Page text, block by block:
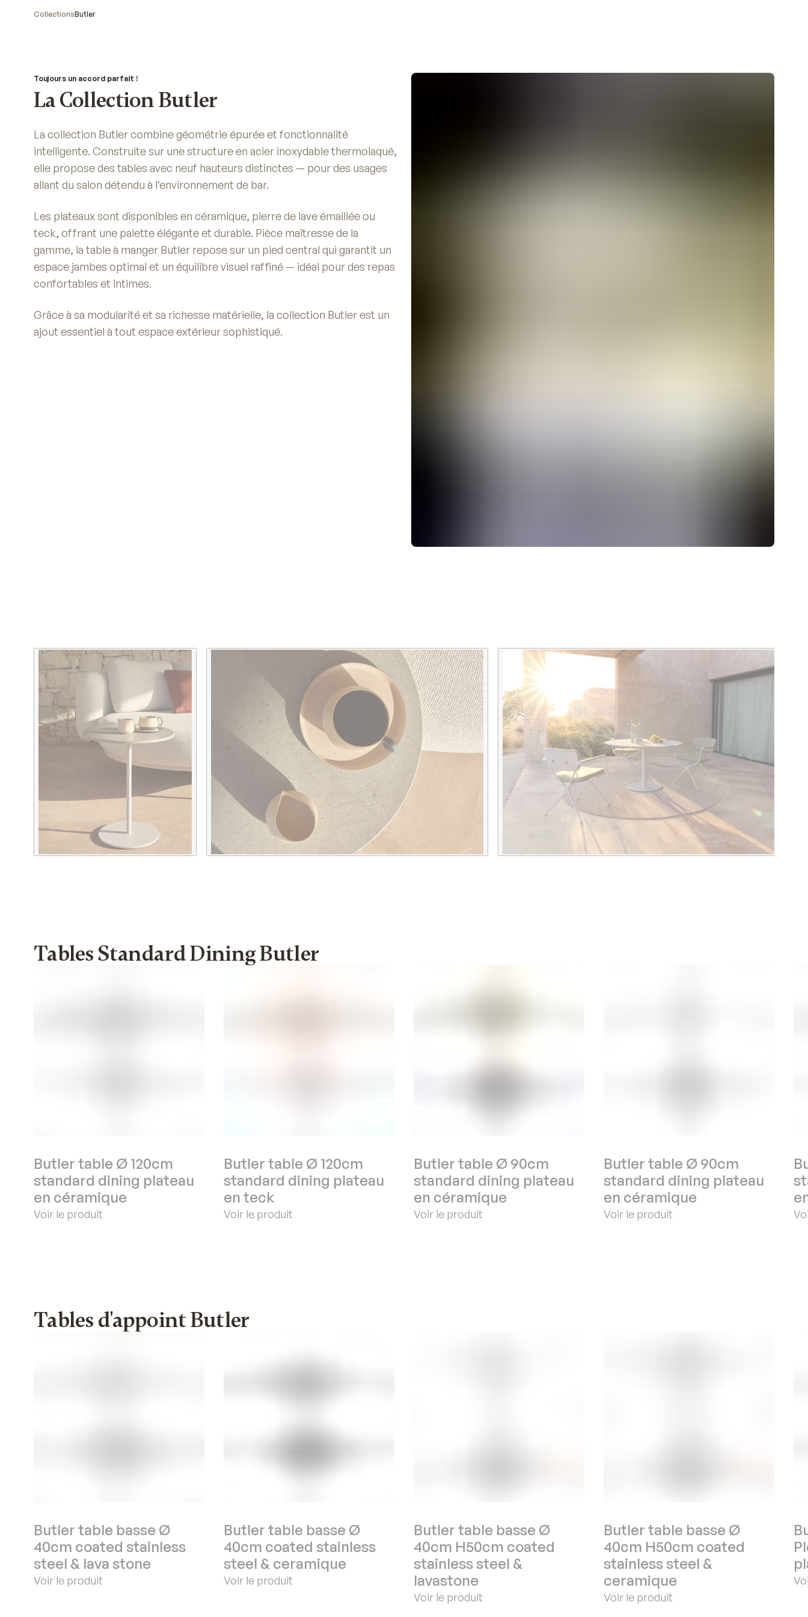
CollectionsButler
Toujours un accord parfait !
La Collection Butler
La collection Butler combine géométrie épurée et fonctionnalité
intelligente. Construite sur une structure en acier inoxydable thermolaqué,
elle propose des tables avec neuf hauteurs distinctes — pour des usages
allant du salon détendu à l’environnement de bar.
Les plateaux sont disponibles en céramique, pierre de lave émaillée ou
teck, offrant une palette élégante et durable. Pièce maîtresse de la
gamme, la table à manger Butler repose sur un pied central qui garantit un
espace jambes optimal et un équilibre visuel raffiné — idéal pour des repas
confortables et intimes.
Grâce à sa modularité et sa richesse matérielle, la collection Butler est un
ajout essentiel à tout espace extérieur sophistiqué.
Tables Standard Dining Butler
Butler table Ø 120cm
standard dining plateau
en céramique
Voir le produit
Butler table Ø 120cm
standard dining plateau
en teck
Voir le produit
Butler table Ø 90cm
standard dining plateau
en céramique
Voir le produit
Butler table Ø 90cm
standard dining plateau
en céramique
Voir le produit
Tables d'appoint Butler
Butler table basse Ø
40cm coated stainless
steel & lava stone
Voir le produit
Butler table basse Ø
40cm coated stainless
steel & ceramique
Voir le produit
Butler table basse Ø
40cm H50cm coated
stainless steel &
lavastone
Voir le produit
Butler table basse Ø
40cm H50cm coated
stainless steel &
ceramique
Voir le produit